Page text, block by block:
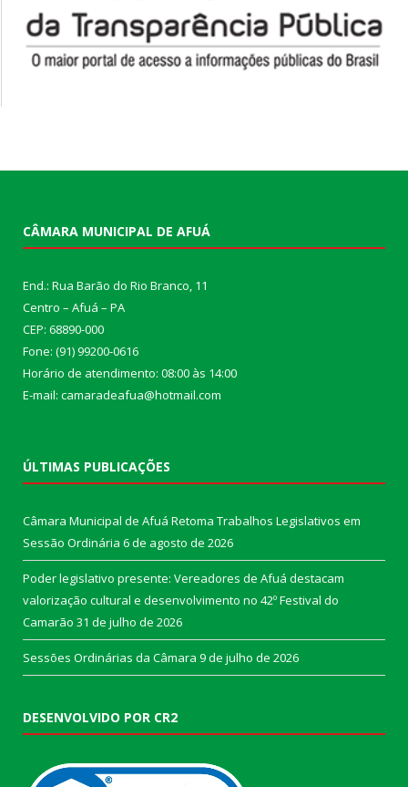
CÂMARA MUNICIPAL DE AFUÁ
End.: Rua Barão do Rio Branco, 11
Centro – Afuá – PA
CEP: 68890-000
Fone: (91) 99200-0616
Horário de atendimento: 08:00 às 14:00
E-mail: camaradeafua@hotmail.com
ÚLTIMAS PUBLICAÇÕES
Câmara Municipal de Afuá Retoma Trabalhos Legislativos em
Sessão Ordinária 6 de agosto de 2026
Poder legislativo presente: Vereadores de Afuá destacam
valorização cultural e desenvolvimento no 42º Festival do
Camarão 31 de julho de 2026
Sessões Ordinárias da Câmara 9 de julho de 2026
DESENVOLVIDO POR CR2